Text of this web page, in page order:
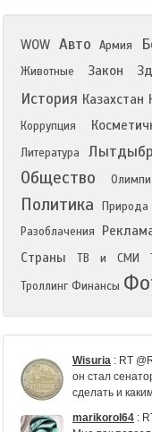
WOW Авто Армия
Животные
Закон
История Казахстан
Коррупция
Литература Лытдыбр
Общество
Политика Природа
Разоблачения
Страны
ТВ и СМИ
Троллинг Финансы
Wisuria : RT
он стал
сделать и
marikorol64 :